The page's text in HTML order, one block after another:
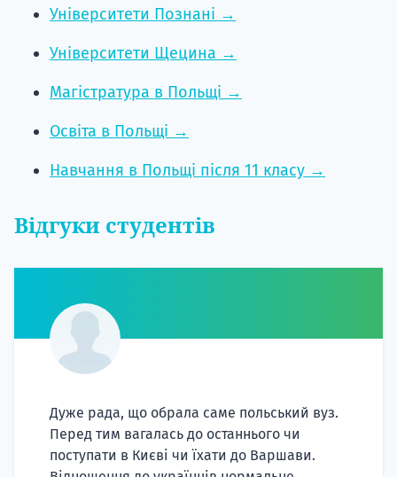
Університети Познані →
Університети Щецина →
Магістратура в Польщі →
Освіта в Польщі →
Навчання в Польщі після 11 класу →
Відгуки студентів
Дуже рада, що обрала саме польський вуз.
Перед тим вагалась до останнього чи
поступати в Києві чи їхати до Варшави.